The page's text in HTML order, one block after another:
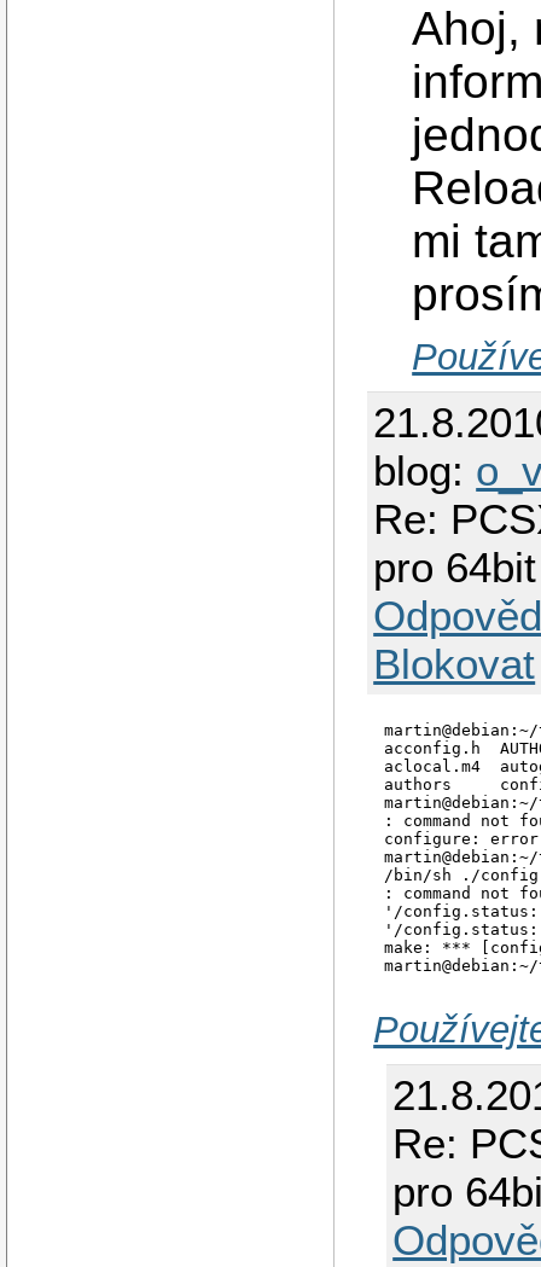
Ahoj,
mi
blog:
Re:
pro 64bit
Blokovat
acconfig.h
aclocal.m4
authors
: command not
configure:
/bin/sh ./
: command not
'/config.status:
'/
make: ***
Re:
pro